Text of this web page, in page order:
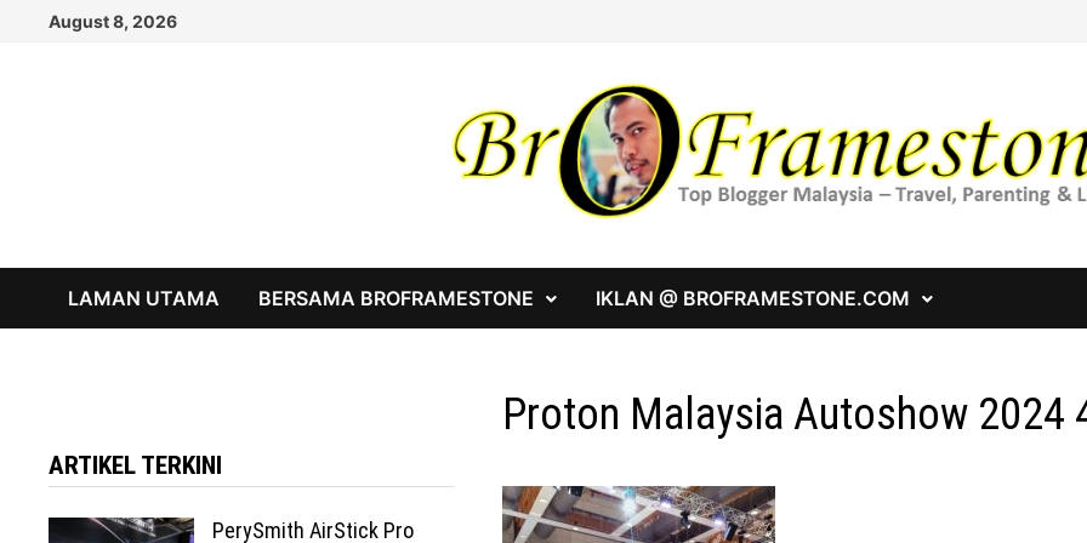
August 8, 2026
LAMAN UTAMA BERSAMA BROFRAMESTONE IKLAN @ BROFRAMESTONE.COM
Proton Malaysia Autoshow 2024
ARTIKEL TERKINI
PerySmith AirStick Pro